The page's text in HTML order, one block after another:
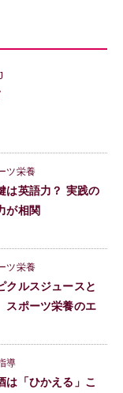
ツ栄養
は英語力？ 実践の
が相関
ツ栄養
クルスジュースと
スポーツ栄養のエ
導
は「ひかえる」こ